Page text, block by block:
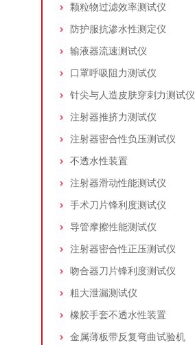
颗粒物过滤效率测试仪
防护服抗渗水性测定仪
输液器流速测试仪
口罩呼吸阻力测试仪
针尖与人造皮肤穿刺力测试仪
注射器推挤力测试仪
注射器密合性负压测试仪
不透水性装置
注射器滑动性能测试仪
手术刀片锋利度测试仪
导管摩擦性能测试仪
注射器密合性正压测试仪
吻合器刀片锋利度测试仪
粗大泄漏测试仪
橡胶手套不透水性装置
金属薄板带反复弯曲试验机